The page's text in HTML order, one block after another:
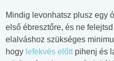
Mindig levonhatsz plusz egy
első ébresztőre, és ne
elalváshoz szükséges
hogy lefekvés előttpihenj és